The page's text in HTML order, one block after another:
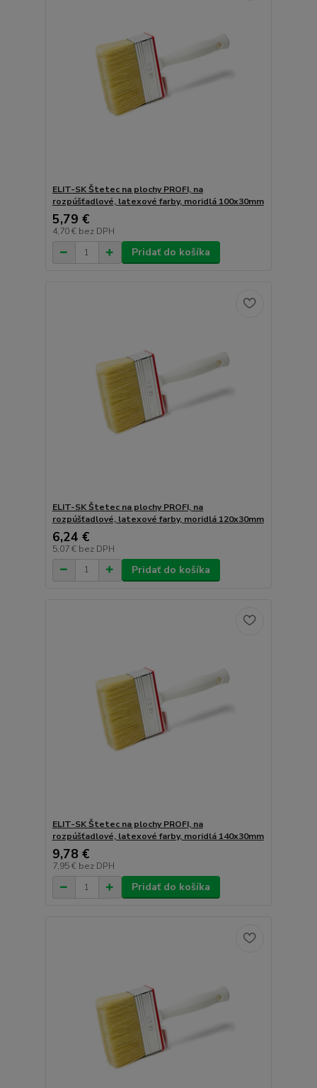
ELIT-SK Štetec na plochy PROFI, na
rozpúšťadlové, latexové farby, moridlá 100x30mm
5,79 €
4,70 € bez DPH
Pridať do košíka
ELIT-SK Štetec na plochy PROFI, na
rozpúšťadlové, latexové farby, moridlá 120x30mm
6,24 €
5,07 € bez DPH
Pridať do košíka
ELIT-SK Štetec na plochy PROFI, na
rozpúšťadlové, latexové farby, moridlá 140x30mm
9,78 €
7,95 € bez DPH
Pridať do košíka